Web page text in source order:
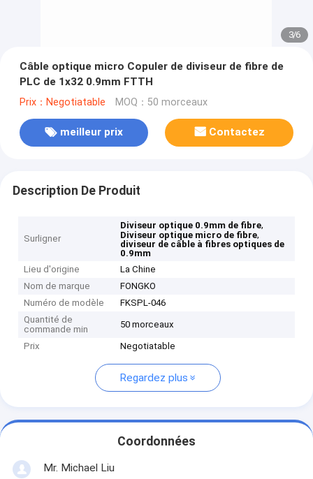
3/6
Câble optique micro Copuler de diviseur de fibre de
PLC de 1x32 0.9mm FTTH
Prix：Negotiatable MOQ：50 morceaux
meilleur prix Contactez
Description De Produit
Surligner
Diviseur optique 0.9mm de fibre,
Diviseur optique micro de fibre,
diviseur de câble à fibres optiques de
0.9mm
Lieu d'origine
La Chine
Nom de marque
FONGKO
Numéro de modèle
FKSPL-046
Quantité de
commande min
50 morceaux
Prix Negotiatable
Regardez plus
Coordonnées
Mr. Michael Liu